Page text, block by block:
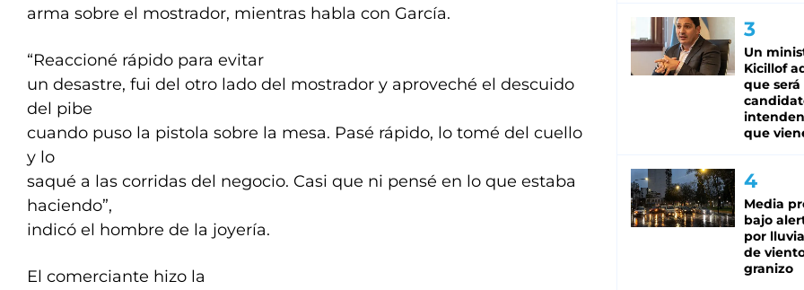
arma sobre el mostrador, mientras habla con García.
“Reaccioné rápido para evitar
un desastre, fui del otro lado del mostrador y aproveché el descuido
del pibe
cuando puso la pistola sobre la mesa. Pasé rápido, lo tomé del cuello
y lo
saqué a las corridas del negocio. Casi que ni pensé en lo que estaba
haciendo”,
indicó el hombre de la joyería.
El comerciante hizo la
Un
Kicillof
que será
que
Media
bajo
por
de
granizo